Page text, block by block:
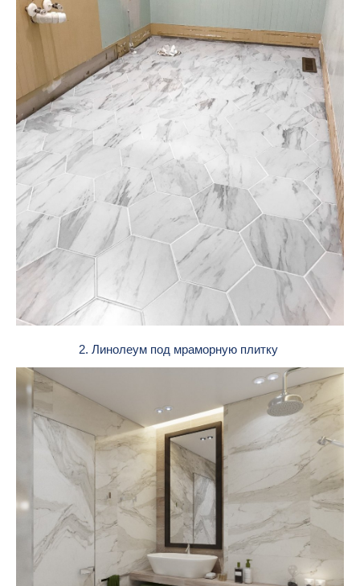
2. Линолеум под мраморную плитку